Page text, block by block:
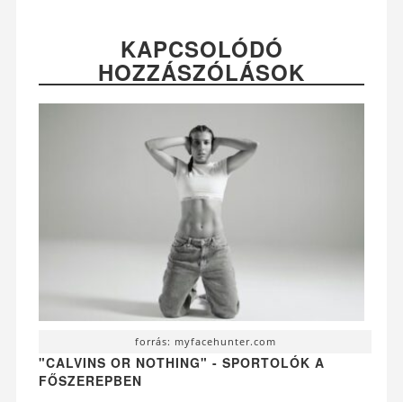
KAPCSOLÓDÓ
HOZZÁSZÓLÁSOK
forrás: myfacehunter.com
"CALVINS OR NOTHING" - SPORTOLÓK A
FŐSZEREPBEN